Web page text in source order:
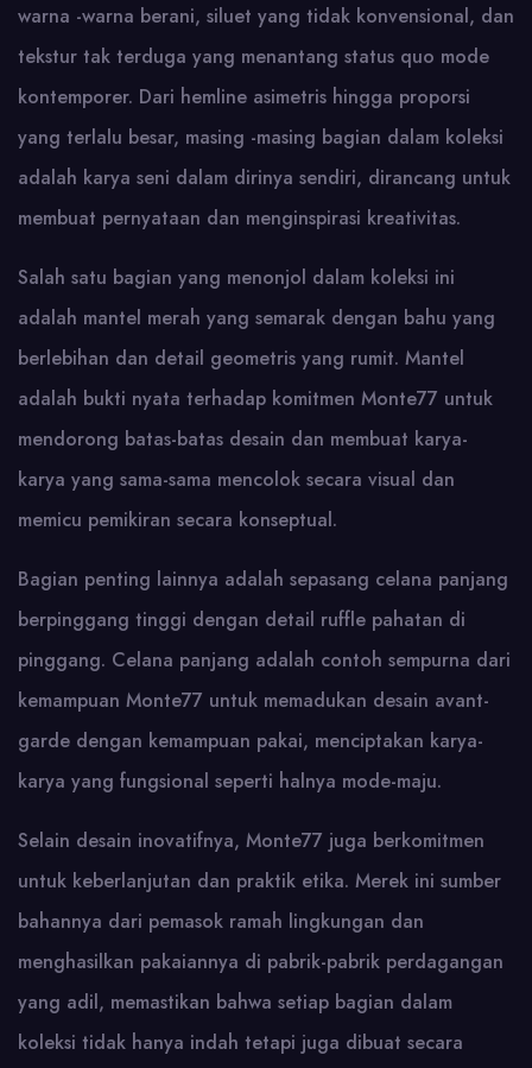
warna -warna berani, siluet yang tidak konvensional, dan
tekstur tak terduga yang menantang status quo mode
kontemporer. Dari hemline asimetris hingga proporsi
yang terlalu besar, masing -masing bagian dalam koleksi
adalah karya seni dalam dirinya sendiri, dirancang untuk
membuat pernyataan dan menginspirasi kreativitas.
Salah satu bagian yang menonjol dalam koleksi ini
adalah mantel merah yang semarak dengan bahu yang
berlebihan dan detail geometris yang rumit. Mantel
adalah bukti nyata terhadap komitmen Monte77 untuk
mendorong batas-batas desain dan membuat karya-
karya yang sama-sama mencolok secara visual dan
memicu pemikiran secara konseptual.
Bagian penting lainnya adalah sepasang celana panjang
berpinggang tinggi dengan detail ruffle pahatan di
pinggang. Celana panjang adalah contoh sempurna dari
kemampuan Monte77 untuk memadukan desain avant-
garde dengan kemampuan pakai, menciptakan karya-
karya yang fungsional seperti halnya mode-maju.
Selain desain inovatifnya, Monte77 juga berkomitmen
untuk keberlanjutan dan praktik etika. Merek ini sumber
bahannya dari pemasok ramah lingkungan dan
menghasilkan pakaiannya di pabrik-pabrik perdagangan
yang adil, memastikan bahwa setiap bagian dalam
koleksi tidak hanya indah tetapi juga dibuat secara